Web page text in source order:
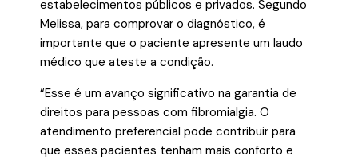
estabelecimentos públicos e privados. Segundo
Melissa, para comprovar o diagnóstico, é
importante que o paciente apresente um laudo
médico que ateste a condição.
“Esse é um avanço significativo na garantia de
direitos para pessoas com fibromialgia. O
atendimento preferencial pode contribuir para
que esses pacientes tenham mais conforto e